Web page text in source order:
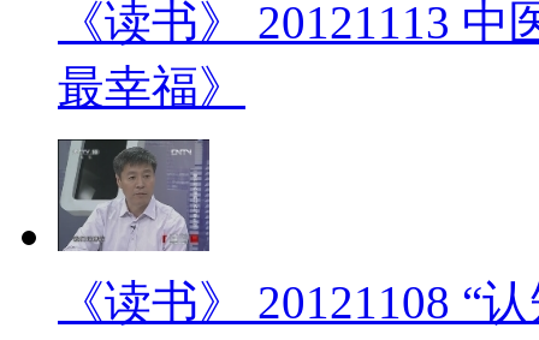
《读书》 20121113
最幸福》
《读书》 20121108 “